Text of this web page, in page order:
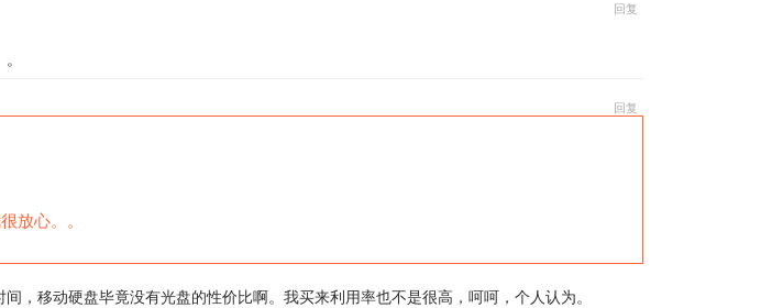
回复
回复
放心。。
，移动硬盘毕竟没有光盘的性价比啊。我买来利用率也不是很高，呵呵，个人认为。